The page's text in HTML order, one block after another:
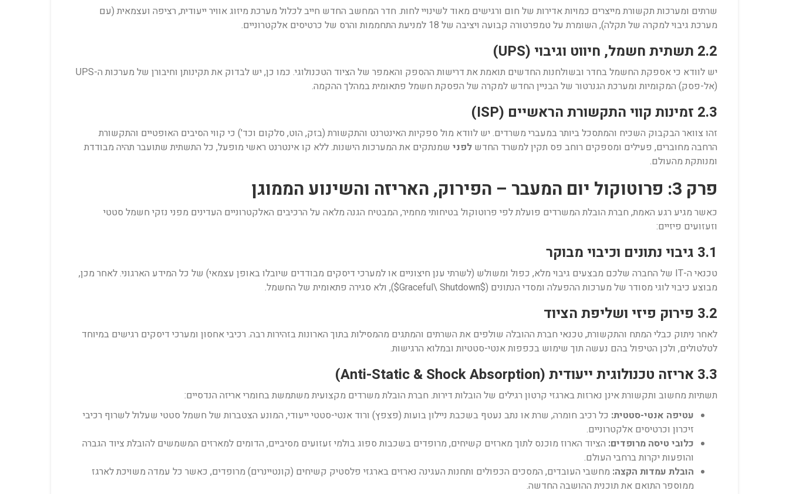
שרתים ומערכות תקשורת מייצרים כמויות אדירות של חום ורגישים מאוד לשינויי לחות. חדר המחשב החדש חייב לכלול מערכת מיזוג אוויר ייעודית, רציפה ועצמאית (עם
מערכת גיבוי למקרה של תקלה), השומרת על טמפרטורה קבועה ויציבה של 18 למניעת התחממות והרס של כרטיסים אלקטרוניים.
2.2 תשתית חשמל, חיווט וגיבוי (UPS)
יש לוודא כי אספקת החשמל בחדר ובשולחנות החדשים תואמת את דרישות ההספק והאמפר של הציוד הטכנולוגי. כמו כן, יש לבדוק את תקינותן וחיבורן של מערכות ה-UPS
(אל-פסק) המקומיות ומערכת הגנרטור של הבניין החדש למקרה של הפסקת חשמל פתאומית במהלך ההקמה.
2.3 זמינות קווי התקשורת הראשיים (ISP)
זהו צוואר הבקבוק השכיח והמתסכל ביותר במעברי משרדים. יש לוודא מול ספקיות האינטרנט והתקשורת (בזק, הוט, סלקום וכד') כי קווי הסיבים האופטיים והתקשורת
הרחבה מחוברים, פעילים ומספקים רוחב פס תקין למשרד החדש לפני שמנתקים את המערכות הישנות. ללא קו אינטרנט ראשי מופעל, כל התשתית שתועבר תהיה מבודדת
ומנותקת מהעולם.
פרק 3: פרוטוקול יום המעבר – הפירוק, האריזה והשינוע הממוגן
כאשר מגיע רגע האמת, חברת הובלת המשרדים פועלת לפי פרוטוקול בטיחותי מחמיר, המבטיח הגנה מלאה על הרכיבים האלקטרוניים העדינים מפני נזקי חשמל סטטי
וזעזועים פיזיים:
3.1 גיבוי נתונים וכיבוי מבוקר
טכנאי ה-IT של החברה שלכם מבצעים גיבוי מלא, כפול ומשולש (לשרתי ענן חיצוניים או למערכי דיסקים מבודדים שיובלו באופן עצמאי) של כל המידע הארגוני. לאחר מכן,
מבוצע כיבוי לוגי מסודר של מערכות ההפעלה ומסדי הנתונים ($Graceful\ Shutdown$), ולא סגירה פתאומית של החשמל.
3.2 פירוק פיזי ושליפת הציוד
לאחר ניתוק כבלי המתח והתקשורת, טכנאי חברת ההובלה שולפים את השרתים והמתגים מהמסילות בתוך הארונות בזהירות רבה. רכיבי אחסון ומערכי דיסקים רגישים במיוחד
לטלטולים, ולכן הטיפול בהם נעשה תוך שימוש בכפפות אנטי-סטטיות ובמלוא הרגישות.
3.3 אריזה טכנולוגית ייעודית (Anti-Static & Shock Absorption)
תשתיות מחשוב ותקשורת אינן נארזות בארגזי קרטון רגילים של הובלות דירות. חברת הובלת משרדים מקצועית משתמשת בחומרי אריזה הנדסיים:
עטיפה אנטי-סטטית: כל רכיב חומרה, שרת או נתב נעטף בשכבת ניילון בועות (פצפץ) ורוד אנטי-סטטי ייעודי, המונע הצטברות של חשמל סטטי שעלול לשרוף רכיבי
זיכרון וכרטיסים אלקטרוניים.
כלובי טיסה מרופדים: הציוד הארוז מוכנס לתוך מארזים קשיחים, מרופדים בשכבות ספוג בולמי זעזועים מסיביים, הדומים למארזים המשמשים להובלת ציוד הגברה
והופעות יקרות ברחבי העולם.
הובלת עמדות הקצה: מחשבי העובדים, המסכים הכפולים ותחנות העגינה נארזים בארגזי פלסטיק קשיחים (קונטיינרים) מרופדים, כאשר כל עמדה משויכת לארגז
ממוספר התואם את תוכנית ההושבה החדשה.